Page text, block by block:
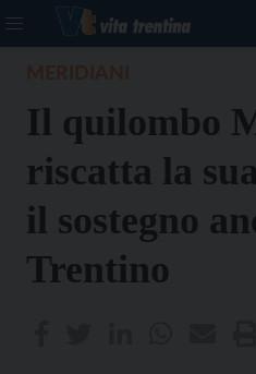
Il quilombo
riscatta la
il sostegno
Trentino